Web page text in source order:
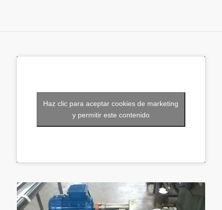
Haz clic para aceptar cookies de marketing
y permitir este contenido